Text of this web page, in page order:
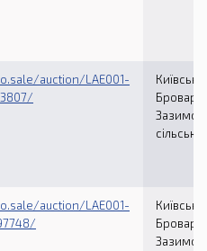
auction/LAE001-
auction/LAE001-